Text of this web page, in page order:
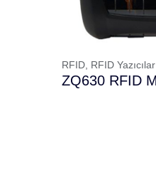
RFID, RFID Yazıcılar
ZQ630 RFID